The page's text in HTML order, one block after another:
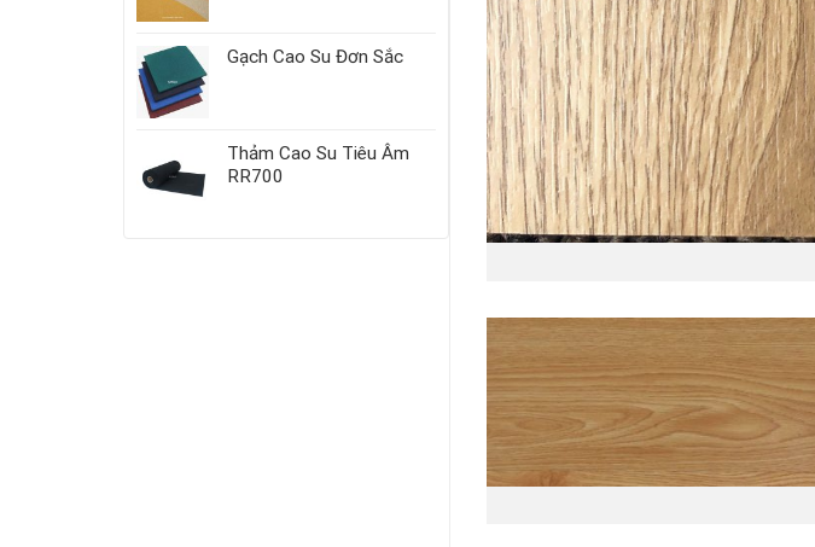
Gạch Cao Su Đơn Sắc
Thảm Cao Su Tiêu Âm
RR700